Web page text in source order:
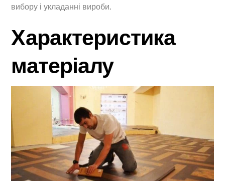
вибору і укладанні вироби.
Характеристика
матеріалу